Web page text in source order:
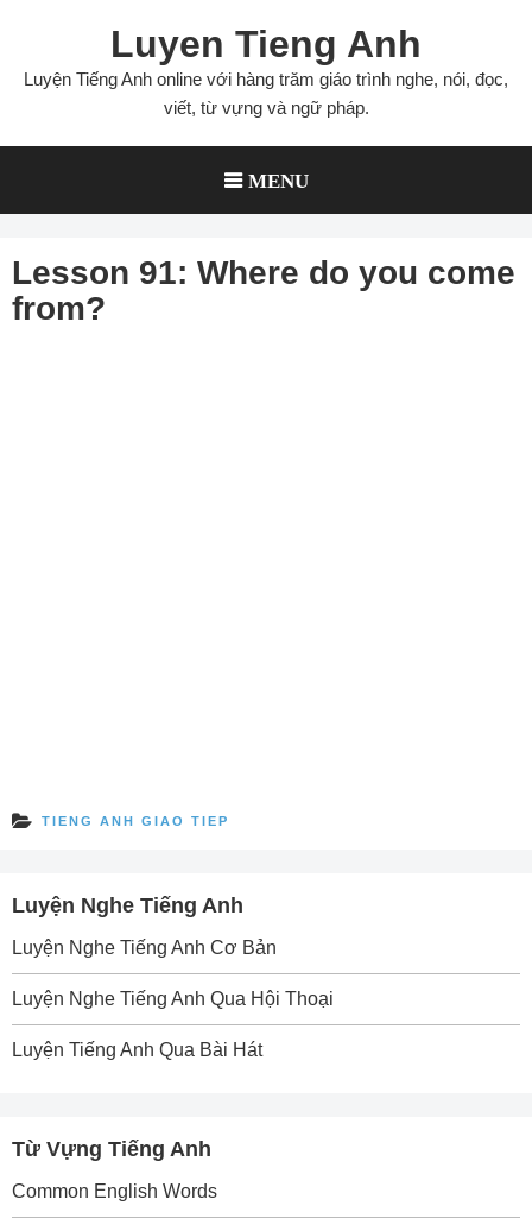
content
Luyen Tieng Anh
Luyện Tiếng Anh online với hàng trăm giáo trình nghe, nói, đọc,
viết, từ vựng và ngữ pháp.
MENU
Lesson 91: Where do you come
from?
TIENG ANH GIAO TIEP
Luyện Nghe Tiếng Anh
Luyện Nghe Tiếng Anh Cơ Bản
Luyện Nghe Tiếng Anh Qua Hội Thoại
Luyện Tiếng Anh Qua Bài Hát
Từ Vựng Tiếng Anh
Common English Words